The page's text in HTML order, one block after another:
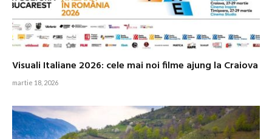
Visuali Italiane 2026: cele mai noi filme ajung la Craiova
martie 18, 2026